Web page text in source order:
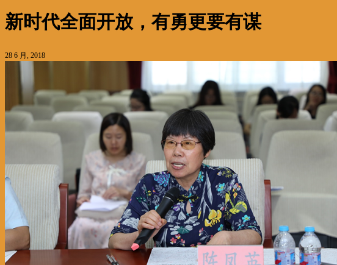
新时代全面开放，有勇更要有谋
28 6 月, 2018